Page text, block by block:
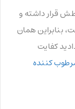
قرار داشته و
بنابراین همان
کفایت
کننده